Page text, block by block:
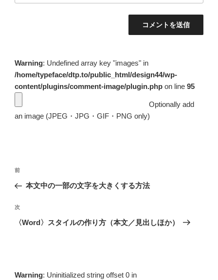
Warning: Undefined array key "images" in
/home/typeface/dtp.to/public_html/design44/wp-
content/plugins/comment-image/plugin.php on line 95
Optionally add
an image (JPEG・JPG・GIF・PNG only)
投
ナ
ビ
ゲ
ン
前
の
稿
前
本文中の一部の文字を大きくする方法
次
の
次
〈Word〉スタイルの作り方（本文／見出しほか）
Warning: Uninitialized string offset 0 in